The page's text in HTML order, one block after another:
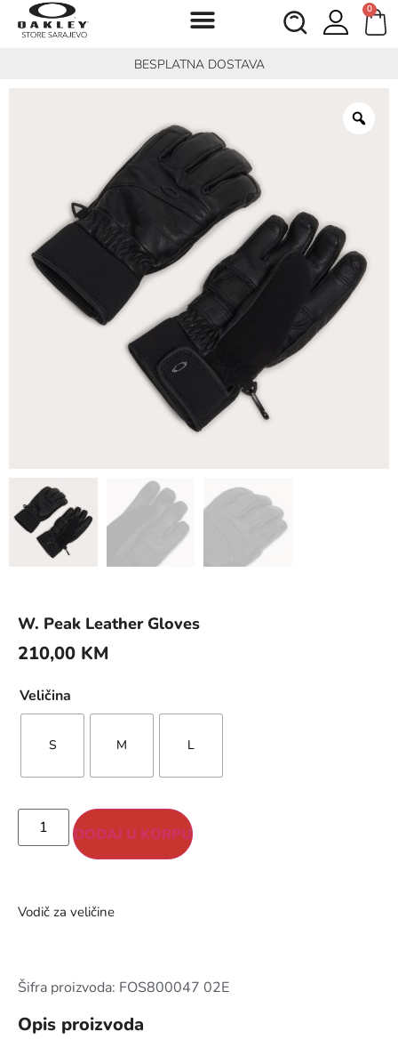
0
BESPLATNA DOSTAVA
W. Peak Leather Gloves
210,00 KM
Veličina
S M L
DODAJ U KORPU
Vodič za veličine
Šifra proizvoda: FOS800047 02E
Opis proizvoda